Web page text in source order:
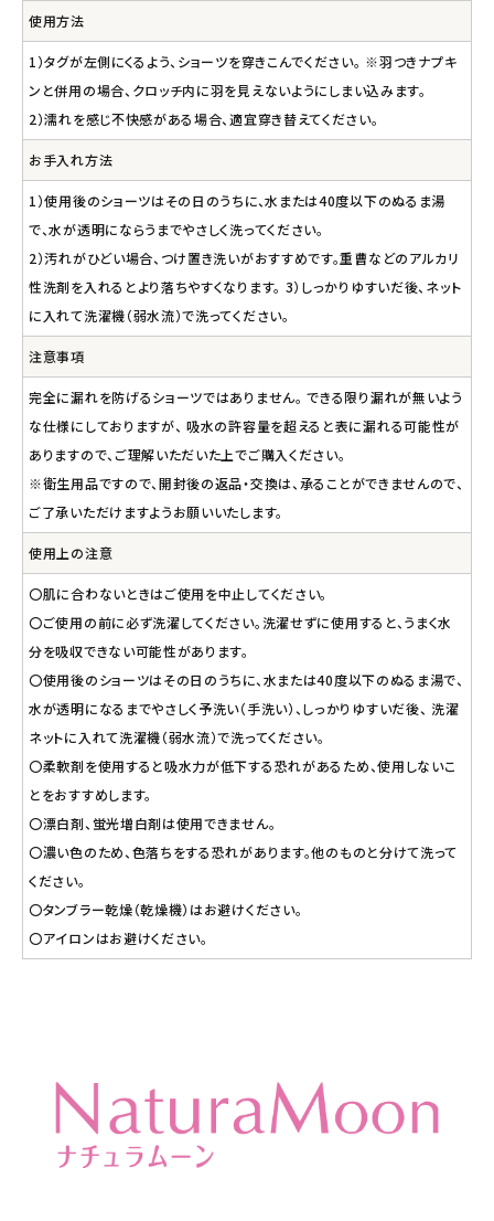
使用方法
1）タグが左側にくるよう、ショーツを穿きこんでください。 ※羽つきナプキ
ンと併用の場合、クロッチ内に羽を見えないようにしまい込みます。
2）濡れを感じ不快感がある場合、適宜穿き替えてください。
お手入れ方法
1）使用後のショーツはその日のうちに、水または40度以下のぬるま湯
で、水が透明にならうまでやさしく洗ってください。
2）汚れがひどい場合、つけ置き洗いがおすすめです。重曹などのアルカリ
性洗剤を入れるとより落ちやすくなります。 3）しっかりゆすいだ後、ネット
に入れて洗濯機（弱水流）で洗ってください。
注意事項
完全に漏れを防げるショーツではありません。 できる限り漏れが無いよう
な仕様にしておりますが、 吸水の許容量を超えると表に漏れる可能性が
ありますので、ご理解いただいた上でご購入ください。
※衛生用品ですので、開封後の返品・交換は、承ることができませんので、
ご了承いただけますようお願いいたします。
使用上の注意
〇肌に合わないときはご使用を中止してください。
〇ご使用の前に必ず洗濯してください。洗濯せずに使用すると、うまく水
分を吸収できない可能性があります。
〇使用後のショーツはその日のうちに、水または40度以下のぬるま湯で、
水が透明になるまでやさしく予洗い（手洗い）、しっかりゆすいだ後、 洗濯
ネットに入れて洗濯機（弱水流）で洗ってください。
〇柔軟剤を使用すると吸水力が低下する恐れがあるため、使用しないこ
とをおすすめします。
〇漂白剤、蛍光増白剤は使用できません。
〇濃い色のため、色落ちをする恐れがあります。他のものと分けて洗って
ください。
〇タンブラー乾燥（乾燥機）はお避けください。
〇アイロンはお避けください。